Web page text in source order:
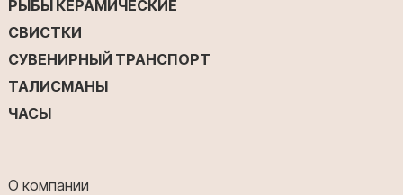
РЫБЫ КЕРАМИЧЕСКИЕ
СВИСТКИ
СУВЕНИРНЫЙ ТРАНСПОРТ
ТАЛИСМАНЫ
ЧАСЫ
О компании